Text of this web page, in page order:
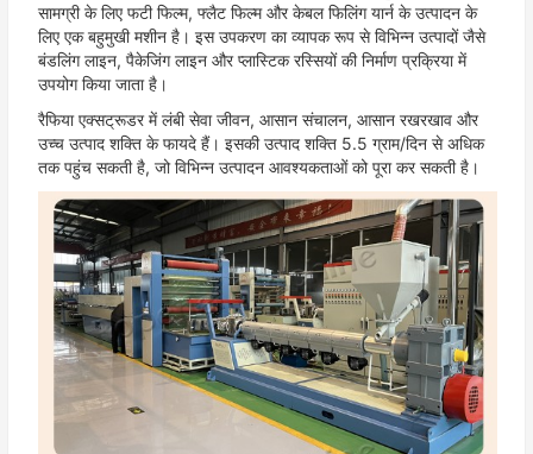
सामग्री के लिए फटी फिल्म, फ्लैट फिल्म और केबल फिलिंग यार्न के उत्पादन के
लिए एक बहुमुखी मशीन है। इस उपकरण का व्यापक रूप से विभिन्न उत्पादों जैसे
बंडलिंग लाइन, पैकेजिंग लाइन और प्लास्टिक रस्सियों की निर्माण प्रक्रिया में
उपयोग किया जाता है।
रैफिया एक्सट्रूडर में लंबी सेवा जीवन, आसान संचालन, आसान रखरखाव और
उच्च उत्पाद शक्ति के फायदे हैं। इसकी उत्पाद शक्ति 5.5 ग्राम/दिन से अधिक
तक पहुंच सकती है, जो विभिन्न उत्पादन आवश्यकताओं को पूरा कर सकती है।